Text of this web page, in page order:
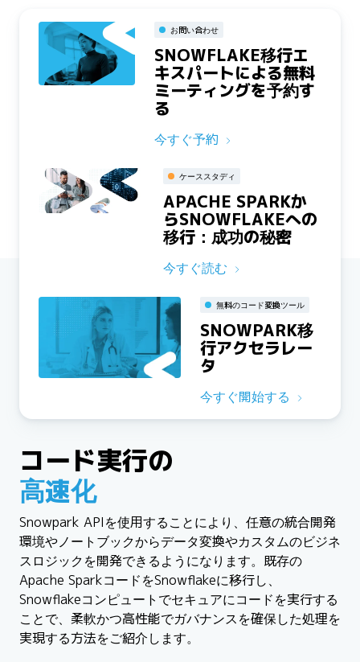
お問い合わせ
SNOWFLAKE移行エ
キスパートによる無料
ミーティングを予約す
る
今すぐ予約
ケーススタディ
APACHE SPARKか
らSNOWFLAKEへの
移行：成功の秘密
今すぐ読む
無料のコード変換ツール
SNOWPARK移
行アクセラレー
タ
今すぐ開始する
コード実行の
高速化
Snowpark APIを使用することにより、任意の統合開発
環境やノートブックからデータ変換やカスタムのビジネ
スロジックを開発できるようになります。既存の
Apache SparkコードをSnowflakeに移行し、
Snowflakeコンピュートでセキュアにコードを実行する
ことで、柔軟かつ高性能でガバナンスを確保した処理を
実現する方法をご紹介します。